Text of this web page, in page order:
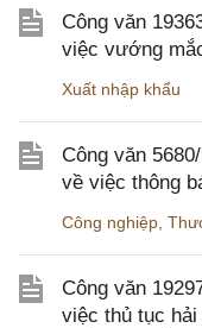
Công văn
việc vướng
Xuất nhập khẩu
Công văn
về việc thông
Công nghiệp
Công văn
việc thủ tục